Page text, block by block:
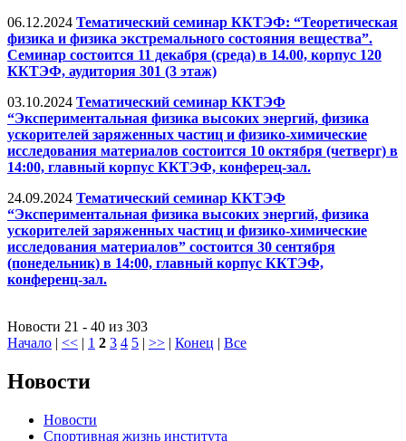
06.12.2024 Тематический семинар ККТЭФ: “Теоретическая
физика и физика экстремального состояния вещества”.
Семинар состоится 11 декабря (среда) в 14.00, корпус 120
ККТЭФ, аудитория 301 (3 этаж)
03.10.2024 Тематический семинар ККТЭФ
“Экспериментальная физика высоких энергий, физика
ускорителей заряженных частиц и физико-химические
исследования материалов состоится 10 октября (четверг) в
14:00, главный корпус ККТЭФ, конферец-зал.
24.09.2024 Тематический семинар ККТЭФ
“Экспериментальная физика высоких энергий, физика
ускорителей заряженных частиц и физико-химические
исследования материалов” состоится 30 сентября
(понедельник) в 14:00, главный корпус ККТЭФ,
конференц-зал.
Новости 21 - 40 из 303
Начало | << | 1 2 3 4 5 | >> | Конец | Все
Новости
Новости
Спортивная жизнь института